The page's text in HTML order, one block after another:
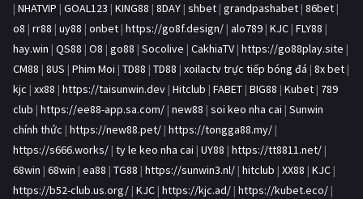
| NHATVIP | GOAL123 | KING88 | 8DAY | shbet | grandpashabet | 86bet |
o8 | rr88 | uy88 | onbet | https://go8f.design/ | alo789 | KJC | FLY88 |
hay.win | QS88 | O8 | go88 | Socolive | CakhiaTV | https://go88play.site |
CM88 | 8US | Phim Moi | TD88 | TD88 | xoilactv trực tiếp bóng đá | 8x bet |
kjc | xx88 | https://taisunwin.dev | Hitclub | FABET | BIG88 | Kubet | 789
club | https://ee88-app.sa.com/ | new88 | soi keo nha cai | Sunwin
chính thức | https://new88.pet/ | https://tongga88.my/ |
https://s666.works/ | ty le keo nha cai | UY88 | https://tt8811.net/ |
68win | 68win | ea88 | TG88 | https://sunwin3.nl/ | hitclub | XX88 | KJC |
https://b52-club.us.org/ | KJC | https://kjc.ad/ | https://kubet.eco/ |